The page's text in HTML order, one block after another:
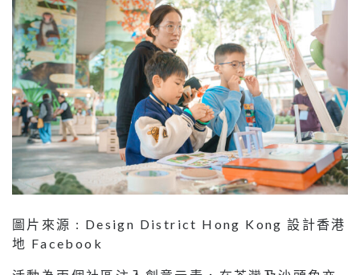
圖片來源 : Design District Hong Kong 設計香港
地 Facebook